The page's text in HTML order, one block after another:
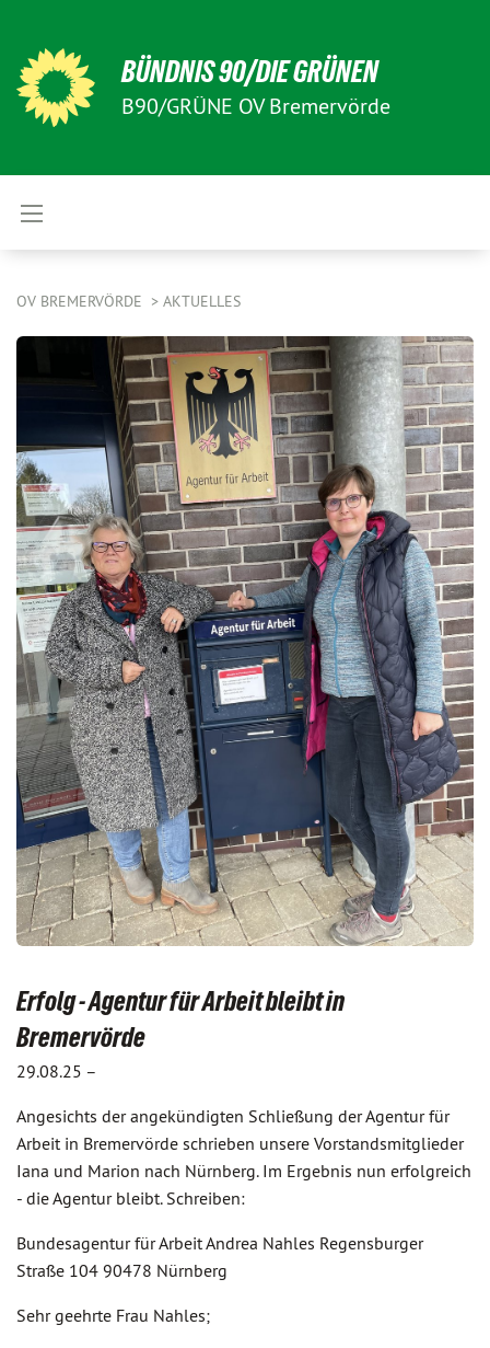
BÜNDNIS 90/DIE GRÜNEN
B90/GRÜNE OV Bremervörde
OV BREMERVÖRDE AKTUELLES
Erfolg - Agentur für Arbeit bleibt in
Bremervörde
29.08.25 –
Angesichts der angekündigten Schließung der Agentur für
Arbeit in Bremervörde schrieben unsere Vorstandsmitglieder
Iana und Marion nach Nürnberg. Im Ergebnis nun erfolgreich
- die Agentur bleibt. Schreiben:
Bundesagentur für Arbeit Andrea Nahles Regensburger
Straße 104 90478 Nürnberg
Sehr geehrte Frau Nahles;